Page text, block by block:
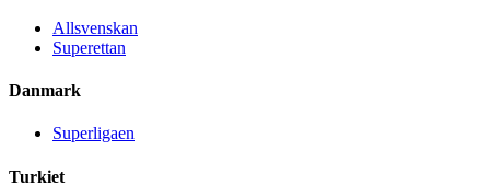
Allsvenskan
Superettan
Danmark
Superligaen
Turkiet